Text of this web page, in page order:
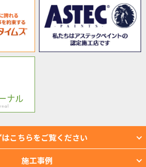
はこちらをご覧ください
施工事例